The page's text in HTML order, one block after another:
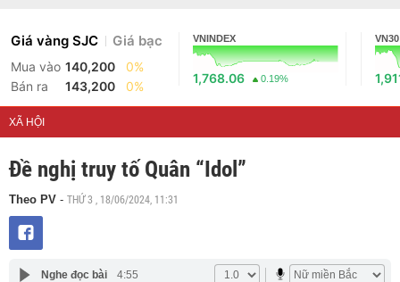
Giá vàng SJC Giá bạc
Mua vào 140,200
0%
Bán ra
143,200 0%
VNINDEX
1,768.06 0.19%
VN30
XÃ HỘI
Đề nghị truy tố Quân “Idol”
Theo PV - THỨ 3 , 18/06/2024, 11:31
Nghe đọc bài 4:55